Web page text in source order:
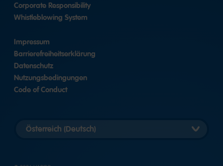
Corporate Responsibility
Whistleblowing System
Impressum
Barrierefreiheitserklärung
Datenschutz
Nutzungsbedingungen
Code of Conduct
Länderversion
auswählen